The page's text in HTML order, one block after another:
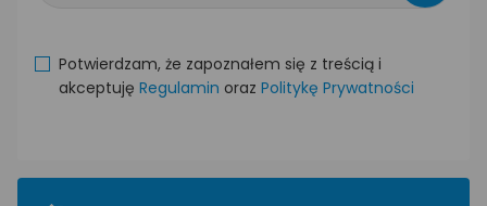
Potwierdzam, że zapoznałem się z treścią i
akceptuję Regulamin oraz Politykę Prywatności